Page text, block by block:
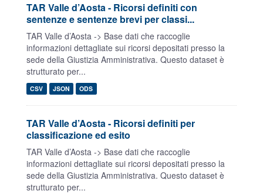
TAR Valle d’Aosta - Ricorsi definiti con
sentenze e sentenze brevi per classi...
TAR Valle d’Aosta -> Base dati che raccoglie
informazioni dettagliate sui ricorsi depositati presso la
sede della Giustizia Amministrativa. Questo dataset è
strutturato per...
CSV JSON ODS
TAR Valle d’Aosta - Ricorsi definiti per
classificazione ed esito
TAR Valle d’Aosta -> Base dati che raccoglie
informazioni dettagliate sui ricorsi depositati presso la
sede della Giustizia Amministrativa. Questo dataset è
strutturato per...